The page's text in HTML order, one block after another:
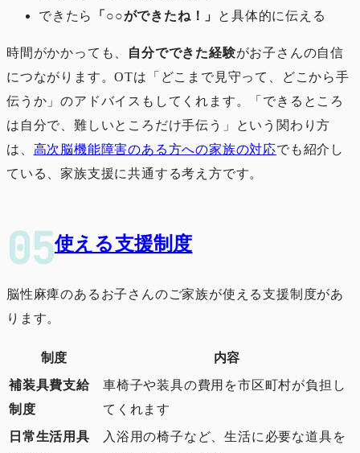
できたら
「○○ができたね！」 と具体的に伝える
時間がかかっても、 自分でできた経験がお子さんの自信
につながります。OTは「どこまで見守って、どこから手
伝うか」のアドバイスもしてくれます。「できるところ
は自分で、難しいところだけ手伝う」という関わり方
は、 高次脳機能障害のある方への家族の対応でも紹介し
ている、家族支援に共通する考え方です。
使える支援制度
脳性麻痺のあるお子さんのご家族が使える支援制度があ
ります。
制度
内容
補装具費支給
制度
車椅子や装具の費用を市区町村が負担し
てくれます
日常生活用具
入浴用の椅子など、生活に必要な道具を